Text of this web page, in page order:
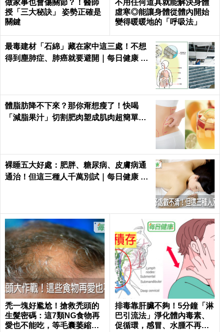
做家事也會傷關節？！醫師
授「三大秘訣」 姿勢正確是
關鍵
不用任何道具就能解決身體
虛寒◎能讓身體從體內開始
變得暖暖地的「呼吸法」
最毒建材「石綿」藏在家中這三處！不想
得到塵肺症、肺癌就要避開｜每日健康 He
體脂肪降不下來？那你甭想瘦了！快喝
「減脂果汁」切割肥肉塑成肌肉超簡單｜
裸睡五大好處：肥胖、糖尿病、皮膚病通
通治！但這三種人千萬別試｜每日健康 He
禿一塊好尷尬！搶救禿頭的
生髮密碼：這7類NG食物再
愛也不能吃，等毛囊萎縮就
排毒靠肝臟不夠！5分鐘「淋
巴引流法」淨化體內毒素、
促循環，感冒、水腫不再來